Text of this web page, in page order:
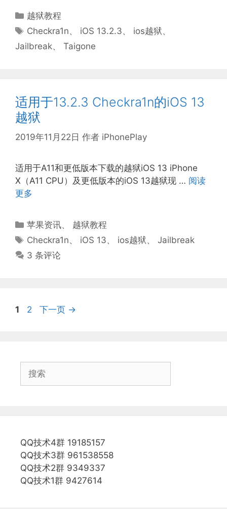
分
类
越狱教程
标
签
Checkra1n、 iOS 13.2.3、 ios越狱、
Jailbreak、 Taigone
适用于13.2.3 Checkra1n的iOS 13
越狱
2019年11月22日 作者 iPhonePlay
适用于A11和更低版本下载的越狱iOS 13 iPhone
X（A11 CPU）及更低版本的iOS 13越狱现 … 阅读
更多
分
类
苹果资讯、 越狱教程
标
签
Checkra1n、 iOS 13、 ios越狱、Jailbreak
3 条评论
页
1
页
2 下一页 →
QQ技术4群 19185157
QQ技术3群 961538558
QQ技术2群 9349337
QQ技术1群 9427614